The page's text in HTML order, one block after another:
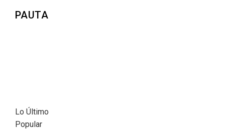
PAUTA
Lo Último
Popular